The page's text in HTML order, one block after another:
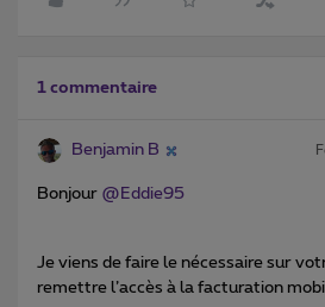
1 commentaire
Benjamin B
Bonjour @Eddie95
Je viens de faire le nécessaire sur
remettre l’accès à la facturation